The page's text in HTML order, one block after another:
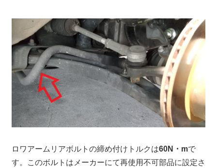
ロワアームリアボルトの締め付けトルクは60N・mで
す。このボルトはメーカーにて再使用不可部品に設定さ